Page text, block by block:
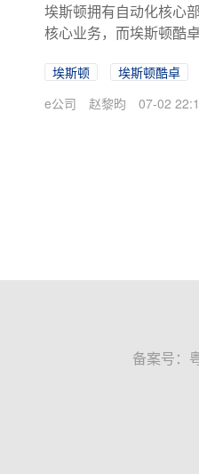
埃斯顿拥有自动化核心
核心业务，而埃斯顿酷
埃斯顿 埃斯顿酷卓
e公司
赵黎昀 07-02
备案号：